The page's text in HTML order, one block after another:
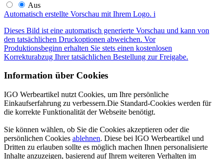
Aus
Automatisch erstellte Vorschau mit Ihrem Logo. i
Dieses Bild ist eine automatisch generierte Vorschau und kann von
den tatsächlichen Druckoptionen abweichen. Vor
Produktionsbeginn erhalten Sie stets einen kostenlosen
Korrekturabzug Ihrer tatsächlichen Bestellung zur Freigabe.
Information über Cookies
IGO Werbeartikel nutzt Cookies, um Ihre persönliche
Einkaufserfahrung zu verbessern.Die Standard-Cookies werden für
die korrekte Funktionalität der Webseite benötigt.
Sie können wählen, ob Sie die Cookies akzeptieren oder die
persönlichen Cookies ablehnen. Diese bei IGO Werbeartikel und
Dritten zu erlauben sollte es möglich machen Ihnen personalisierte
Inhalte anzuzeigen, basierend auf Ihrem weiteren Verhalten im